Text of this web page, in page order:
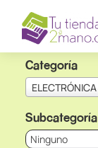
Categoría
ELECTRÓNICA
Subcategoría